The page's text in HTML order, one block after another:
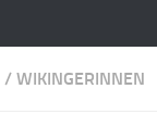
/ WIKINGERINNEN